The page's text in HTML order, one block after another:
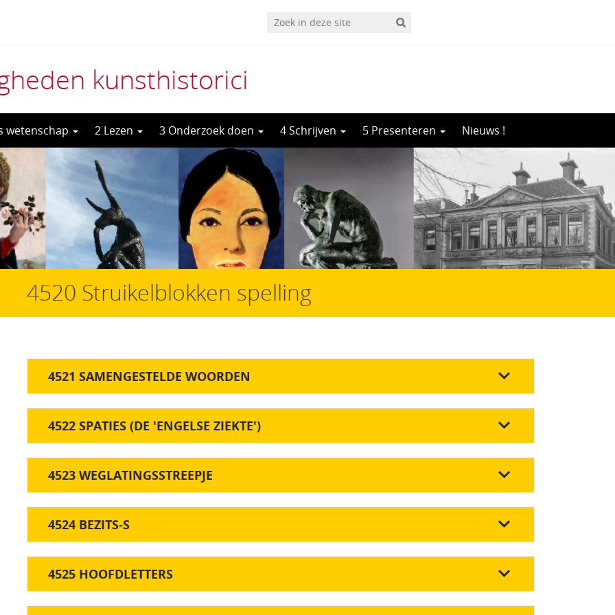
kunsthistorici
wetenschap 2 Lezen 3 Onderzoek doen 4 Schrijven 5 Presenteren Nieuws !
4520 Struikelblokken spelling
4521 SAMENGESTELDE WOORDEN
4522 SPATIES (DE 'ENGELSE ZIEKTE')
4523 WEGLATINGSSTREEPJE
4524 BEZITS-S
4525 HOOFDLETTERS